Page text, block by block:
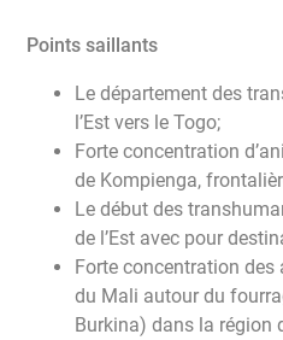
Points saillants
Le département des
l’Est vers le Togo;
Forte concentration
de Kompienga,
Le début des
de l’Est avec pour
Forte concentration
du Mali autour du
Burkina) dans la région